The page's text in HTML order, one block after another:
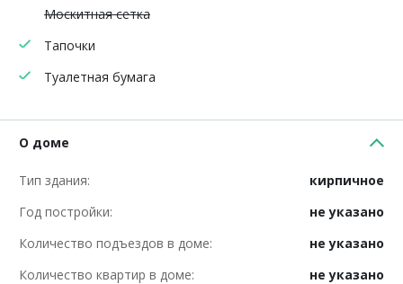
Москитная сетка
Тапочки
Туалетная бумага
О доме
Тип здания:
кирпичное
Год постройки:
не указано
Количество подъездов в доме:
не указано
Количество квартир в доме:
не указано